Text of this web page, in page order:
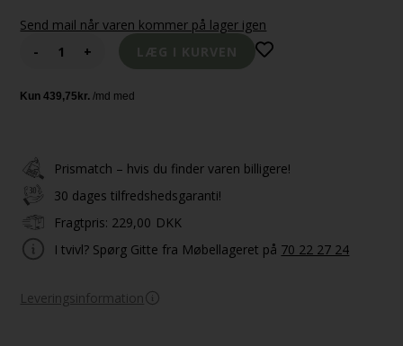
Send mail når varen kommer på lager igen
-
+
Prismatch – hvis du finder varen billigere!
30 dages tilfredshedsgaranti!
Fragtpris: 229,00 DKK
I tvivl? Spørg Gitte fra Møbellageret på 70 22 27 24
Leveringsinformation